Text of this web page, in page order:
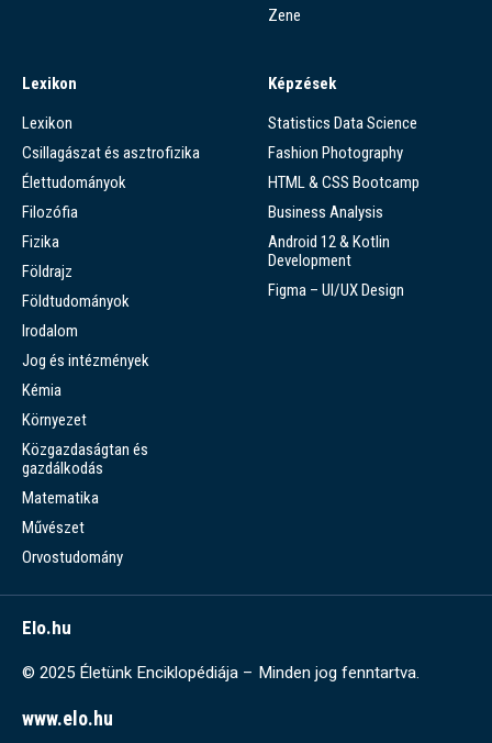
Zene
Lexikon
Lexikon
Csillagászat és asztrofizika
Élettudományok
Filozófia
Fizika
Földrajz
Földtudományok
Irodalom
Jog és intézmények
Kémia
Környezet
Közgazdaságtan és
gazdálkodás
Matematika
Művészet
Orvostudomány
Képzések
Statistics Data Science
Fashion Photography
HTML & CSS Bootcamp
Business Analysis
Android 12 & Kotlin
Development
Figma – UI/UX Design
Elo.hu
© 2025 Életünk Enciklopédiája – Minden jog fenntartva.
www.elo.hu